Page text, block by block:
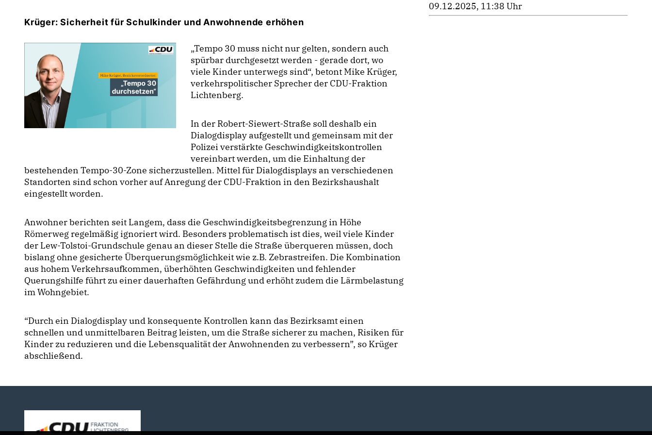
Krüger: Sicherheit für Schulkinder und Anwohnende erhöhen
Tempo 30 muss nicht nur gelten, sondern auch
spürbar durchgesetzt werden - gerade dort, wo
viele Kinder unterwegs sind“, betont Mike Krüger,
verkehrspolitischer Sprecher der CDU-Fraktion
Lichtenberg.
In der Robert-Siewert-Straße soll deshalb ein
Dialogdisplay aufgestellt und gemeinsam mit der
Polizei verstärkte Geschwindigkeitskontrollen
vereinbart werden, um die Einhaltung der
bestehenden Tempo-30-Zone sicherzustellen. Mittel für Dialogdisplays an verschiedenen
Standorten sind schon vorher auf Anregung der CDU-Fraktion in den Bezirkshaushalt
eingestellt worden.
Anwohner berichten seit Langem, dass die Geschwindigkeitsbegrenzung in Höhe
Römerweg regelmäßig ignoriert wird. Besonders problematisch ist dies, weil viele Kinder
der Lew-Tolstoi-Grundschule genau an dieser Stelle die Straße überqueren müssen, doch
bislang ohne gesicherte Überquerungsmöglichkeit wie z.B. Zebrastreifen. Die Kombination
aus hohem Verkehrsaufkommen, überhöhten Geschwindigkeiten und fehlender
Querungshilfe führt zu einer dauerhaften Gefährdung und erhöht zudem die Lärmbelastung
im Wohngebiet.
“Durch ein Dialogdisplay und konsequente Kontrollen kann das Bezirksamt einen
schnellen und unmittelbaren Beitrag leisten, um die Straße sicherer zu machen, Risiken für
Kinder zu reduzieren und die Lebensqualität der Anwohnenden zu verbessern”, so Krüger
abschließend.
09.12.2025, 11:38 Uhr